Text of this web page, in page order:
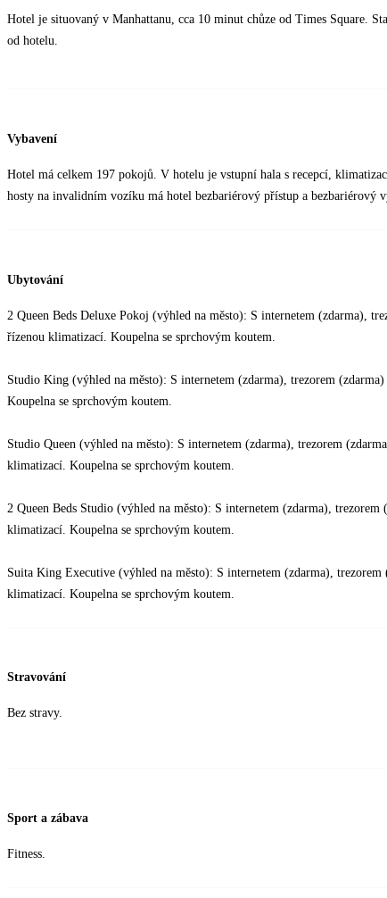
Hotel je situovaný v Manhattanu, cca 10 minut chůze od Times Square.
od hotelu.
Vybavení
Hotel má celkem 197 pokojů. V hotelu je vstupní hala s recepcí,
hosty na invalidním vozíku má hotel bezbariérový přístup a bezbariérový
Ubytování
2 Queen Beds Deluxe Pokoj (výhled na město): S internetem (zdarma),
řízenou klimatizací. Koupelna se sprchovým koutem.
Studio King (výhled na město): S internetem (zdarma), trezorem
Koupelna se sprchovým koutem.
Studio Queen (výhled na město): S internetem (zdarma), trezorem
klimatizací. Koupelna se sprchovým koutem.
2 Queen Beds Studio (výhled na město): S internetem (zdarma),
klimatizací. Koupelna se sprchovým koutem.
Suita King Executive (výhled na město): S internetem (zdarma),
klimatizací. Koupelna se sprchovým koutem.
Stravování
Bez stravy.
Sport a zábava
Fitness.